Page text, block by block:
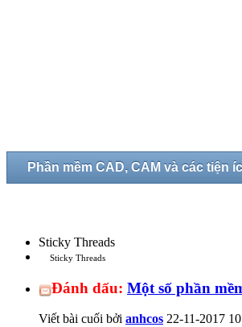
Phần mềm CAD, CAM và các tiện
Sticky Threads
Sticky Threads
Đánh dấu: Một số phần
Viết bài cuối bởi anhcos 22-11-2017